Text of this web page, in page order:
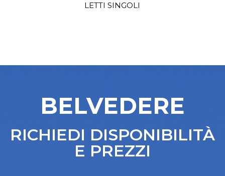
LETTI SINGOLI
BELVEDERE
RICHIEDI DISPONIBILITÀ
E PREZZI